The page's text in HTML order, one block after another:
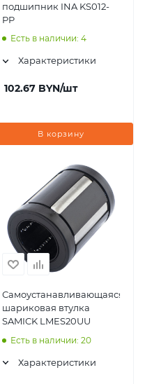
подшипник INA KS012-
PP
Есть в наличии: 4
Характеристики
102.67 BYN/шт
В корзину
Самоустанавливающаяся
шариковая втулка
SAMICK LMES20UU
Есть в наличии: 20
Характеристики